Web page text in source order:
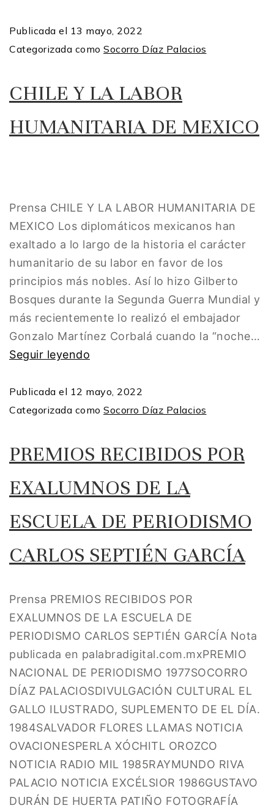
Publicada el 13 mayo, 2022
Categorizada como Socorro Díaz Palacios
CHILE Y LA LABOR
HUMANITARIA DE MEXICO
Prensa CHILE Y LA LABOR HUMANITARIA DE
MEXICO Los diplomáticos mexicanos han
exaltado a lo largo de la historia el carácter
humanitario de su labor en favor de los
principios más nobles. Así lo hizo Gilberto
Bosques durante la Segunda Guerra Mundial y
más recientemente lo realizó el embajador
Gonzalo Martínez Corbalá cuando la “noche…
Seguir leyendo
Publicada el 12 mayo, 2022
Categorizada como Socorro Díaz Palacios
PREMIOS RECIBIDOS POR
EXALUMNOS DE LA
ESCUELA DE PERIODISMO
CARLOS SEPTIÉN GARCÍA
Prensa PREMIOS RECIBIDOS POR
EXALUMNOS DE LA ESCUELA DE
PERIODISMO CARLOS SEPTIÉN GARCÍA Nota
publicada en palabradigital.com.mxPREMIO
NACIONAL DE PERIODISMO 1977SOCORRO
DÍAZ PALACIOSDIVULGACIÓN CULTURAL EL
GALLO ILUSTRADO, SUPLEMENTO DE EL DÍA.
1984SALVADOR FLORES LLAMAS NOTICIA
OVACIONESPERLA XÓCHITL OROZCO
NOTICIA RADIO MIL 1985RAYMUNDO RIVA
PALACIO NOTICIA EXCÉLSIOR 1986GUSTAVO
DURÁN DE HUERTA PATIÑO FOTOGRAFÍA